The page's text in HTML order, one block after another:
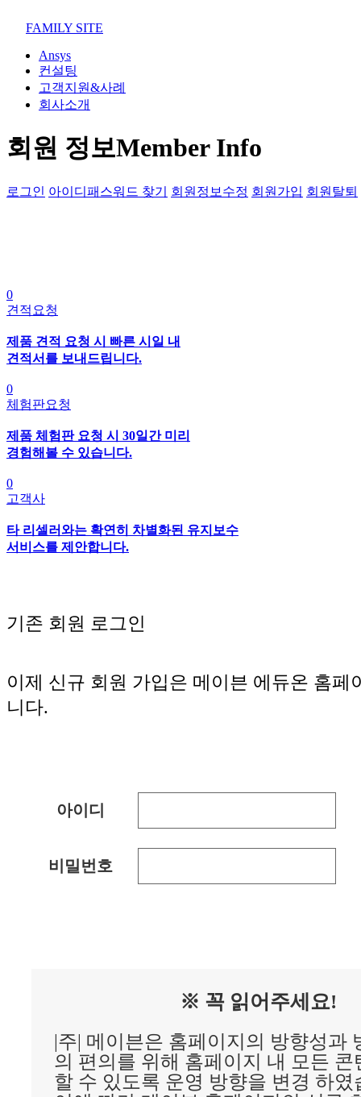
FAMILY SITE
Ansys
컨설팅
고객지원&사례
회사소개
회원 정보Member Info
로그인 아이디패스워드 찾기 회원정보수정 회원가입 회원탈퇴
0
견적요청
제품 견적 요청 시 빠른 시일 내
견적서를 보내드립니다.
0
체험판요청
제품 체험판 요청 시 30일간 미리
경험해볼 수 있습니다.
0
고객사
타 리셀러와는 확연히 차별화된 유지보수
서비스를 제안합니다.
기존 회원 로그인
이제 신규 회원 가입은 메이븐 에듀온 홈페
니다.
아이디
비밀번호
※ 꼭 읽어주세요!
|주| 메이븐은 홈페이지의 방향성과
의 편의를 위해 홈페이지 내 모든 콘
할 수 있도록 운영 방향을 변경 하였